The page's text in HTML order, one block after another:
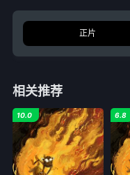
正片
相关推荐
10.0 6.8